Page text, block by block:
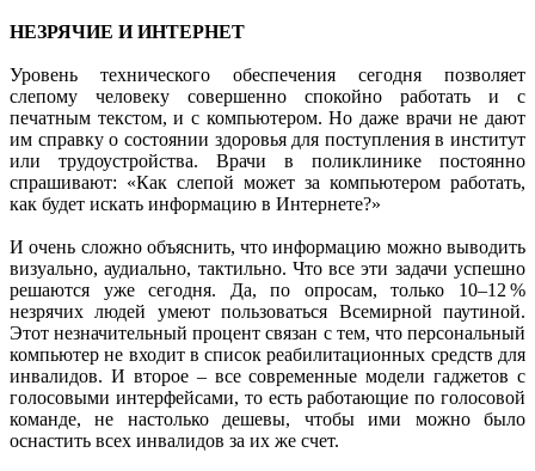
НЕЗРЯЧИЕ И ИНТЕРНЕТ
Уровень технического обеспечения сегодня позволяет
слепому человеку совершенно спокойно работать и с
печатным текстом, и с компьютером. Но даже врачи не дают
им справку о состоянии здоровья для поступления в институт
или трудоустройства. Врачи в поликлинике постоянно
спрашивают: «Как слепой может за компьютером работать,
как будет искать информацию в Интернете?»
И очень сложно объяснить, что информацию можно выводить
визуально, аудиально, тактильно. Что все эти задачи успешно
решаются уже сегодня. Да, по опросам, только 10–12 %
незрячих людей умеют пользоваться Всемирной паутиной.
Этот незначительный процент связан с тем, что персональный
компьютер не входит в список реабилитационных средств для
инвалидов. И второе – все современные модели гаджетов с
голосовыми интерфейсами, то есть работающие по голосовой
команде, не настолько дешевы, чтобы ими можно было
оснастить всех инвалидов за их же счет.